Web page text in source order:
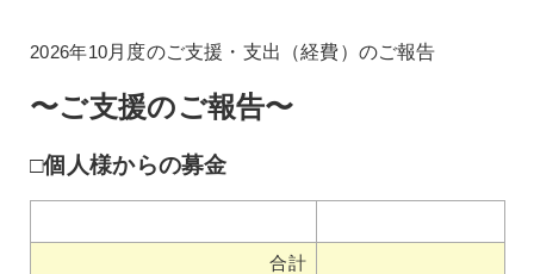
2026年10月度のご支援・支出（経費）のご報告
〜ご支援のご報告〜
□個人様からの募金
合計